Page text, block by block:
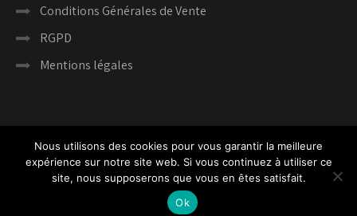
Conditions Générales de Vente
RGPD
Mentions légales
COPYRIGHT CLIN D’ŒIL PHOTOGRAPHIES © 2024 -
TOUS DROITS RÉSERVÉS
Nous utilisons des cookies pour vous garantir la meilleure
expérience sur notre site web. Si vous continuez à utiliser ce
site, nous supposerons que vous en êtes satisfait.
Ok